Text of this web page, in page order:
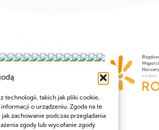
technologii, takich jak pliki cookie,
o urządzeniu. Zgoda na te
zachowanie podczas przeglądania
zgody lub wycofanie zgody